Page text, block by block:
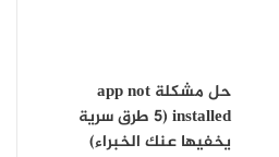
حل مشكلة app not
installed (5 طرق سرية
يخفيها عنك الخبراء)